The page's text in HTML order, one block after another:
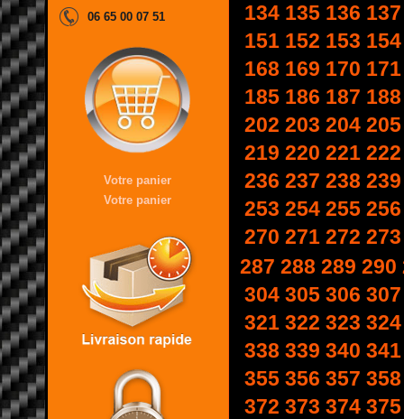
06 65 00 07 51
Votre panier
Votre panier
134 135 136 137
151 152 153 154
168 169 170 171
185 186 187 188
202 203 204 205
219 220 221 222
236 237 238 239
253 254 255 256
270 271 272 273
287 288 289 290
304 305 306 307
321 322 323 324
338 339 340 341
355 356 357 358
372 373 374 375